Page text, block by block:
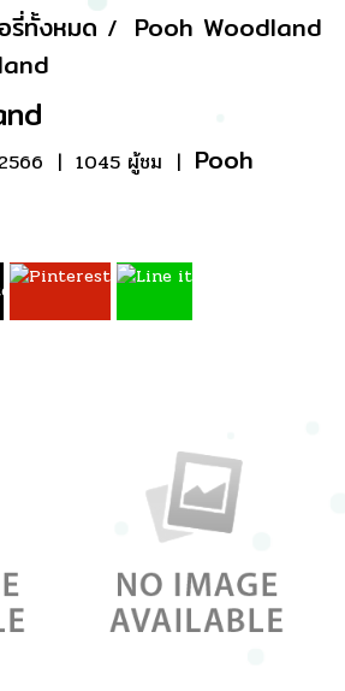
รี่ทั้งหมด
Pooh Woodland
| 1045 ผู้ชม | Pooh